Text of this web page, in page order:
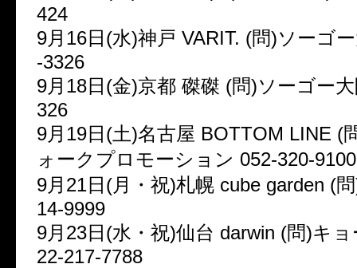
424
9月16日(水)神戸 VARIT. (問)ソーゴ
-3326
9月18日(金)京都 磔磔 (問)ソーゴー
326
9月19日(土)名古屋 BOTTOM LINE (
ォークプロモーション 052-320-9100
9月21日(月・祝)札幌 cube garden (
14-9999
9月23日(水・祝)仙台 darwin (問)キ
22-217-7788